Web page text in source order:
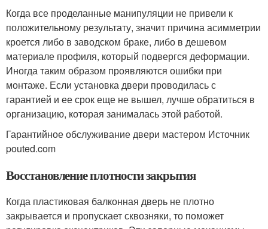
Когда все проделанные манипуляции не привели к
положительному результату, значит причина асимметрии
кроется либо в заводском браке, либо в дешевом
материале профиля, который подвергся деформации.
Иногда таким образом проявляются ошибки при
монтаже. Если установка двери проводилась с
гарантией и ее срок еще не вышел, лучше обратиться в
организацию, которая занималась этой работой.
Гарантийное обслуживание двери мастером Источник
pouted.com
Восстановление плотности закрытия
Когда пластиковая балконная дверь не плотно
закрывается и пропускает сквозняки, то поможет